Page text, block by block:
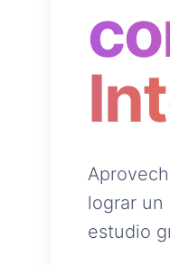
lograr un
estudio